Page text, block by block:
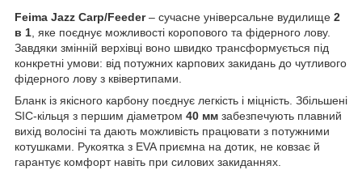
Feima Jazz Carp/Feeder– сучасне універсальне вудилище 2
в 1, яке поєднує можливості коропового та фідерного лову.
Завдяки змінній верхівці воно швидко трансформується під
конкретні умови: від потужних карпових закидань до чутливого
фідерного лову з квівертипами.
Бланк із якісного карбону поєднує легкість і міцність. Збільшені
SIC-кiльця з першим діаметром 40 мм забезпечують плавний
вихід волосіні та дають можливість працювати з потужними
котушками. Рукоятка з EVA приємна на дотик, не ковзає й
гарантує комфорт навіть при силових закиданнях.